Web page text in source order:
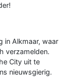
in Alkmaar, waar
verzamelden.
City uit te
nieuwsgierig.